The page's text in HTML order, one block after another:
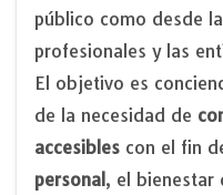
público como desde
profesionales y las
El objetivo es
de la necesidad de
accesibles con el fin
personal , el bienestar